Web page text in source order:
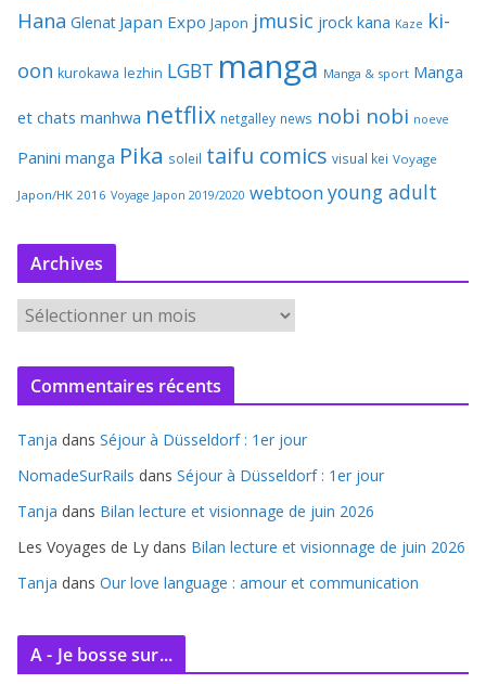
Hana Glenat Japan Expo Japon jmusic jrock kana Kaze ki-
oon kurokawa lezhin LGBT manga Manga & sport Manga
et chats manhwa netflix netgalley news nobi nobi noeve
Panini manga Pika soleil taifu comics visual kei Voyage
Japon/HK 2016 Voyage Japon 2019/2020 webtoon young adult
Archives
r
c
v
e
Commentaires récents
Tanja dans Séjour à Düsseldorf : 1er jour
NomadeSurRails dans Séjour à Düsseldorf : 1er jour
Tanja dans Bilan lecture et visionnage de juin 2026
Les Voyages de Ly dans Bilan lecture et visionnage de juin 2026
Tanja dans Our love language : amour et communication
A - Je bosse sur...